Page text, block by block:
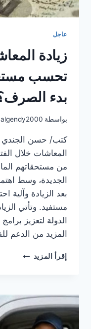
عاجل
تحسب
بدء
بواسطة
كتب/ حسن الجندي
المعاشات خلال
من مستحقاتهم
الجديدة، وسط
بعد الزيادة وآلية
مستفيد. وتأتي
الدولة لتعزيز
المزيد من الدعم
إقرأ المزيد زيادة
تحسب
مستحقاتك
الجديدة
قبل